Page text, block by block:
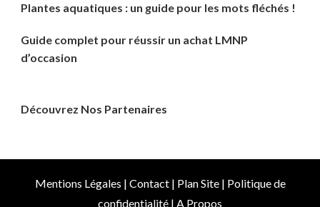
Plantes aquatiques : un guide pour les mots fléchés !
Guide complet pour réussir un achat LMNP
d’occasion
Découvrez Nos Partenaires
Mentions Légales | Contact| Plan Site| Politique de
confidentialité | A Propos